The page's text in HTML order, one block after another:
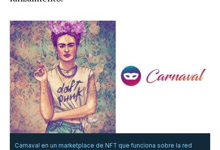
Carnaval en un marketplace de NFT que funciona sobre la red